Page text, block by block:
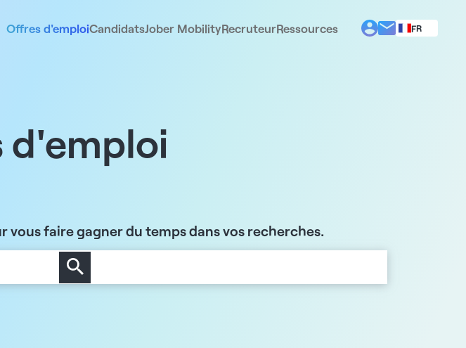
Offres d'emploiCandidatsJober MobilityRecruteurRessources
FR
d'emploi
faire gagner du temps dans vos recherches.